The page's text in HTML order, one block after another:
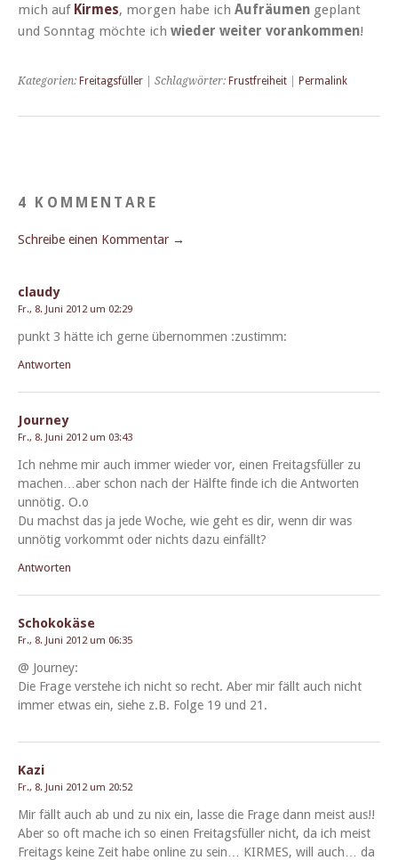
mich auf Kirmes, mor­gen habe ich Aufräu­men geplant
und Son­ntag möchte ich wieder weit­er vorankom­men!
Kategorien: Freitagsfüller | Schlagwörter: Frustfreiheit Permalink
4 KOMMENTARE
Schreibe einen Kommentar →
claudy
Fr., 8. Juni 2012 um 02:29
punkt 3 hätte ich gerne über­nom­men :zus­timm:
Antworten
Journey
Fr., 8. Juni 2012 um 03:43
Ich nehme mir auch immer wieder vor, einen Fre­itags­füller zu
machen…aber schon nach der Hälfte finde ich die Antworten
unnötig. O.o
Du machst das ja jede Woche, wie geht es dir, wenn dir was
unnötig vorkommt oder nichts dazu einfällt?
Antworten
Schokokäse
Fr., 8. Juni 2012 um 06:35
@ Jour­ney:
Die Frage ver­ste­he ich nicht so recht. Aber mir fällt auch nicht
immer etwas ein, siehe z.B. Folge 19 und 21.
Kazi
Fr., 8. Juni 2012 um 20:52
Mir fällt auch ab und zu nix ein, lasse die Frage dann meist aus!!
Aber so oft mache ich so einen Fre­itags­füller nicht, da ich meist
Fre­itags keine Zeit habe online zu sein… KIRMES, will auch… da